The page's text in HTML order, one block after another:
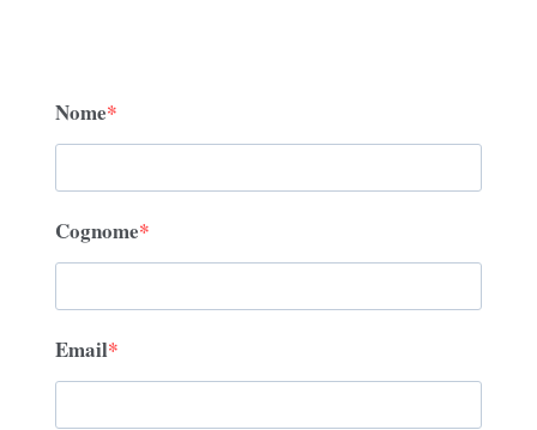
Nome
Cognome
Email